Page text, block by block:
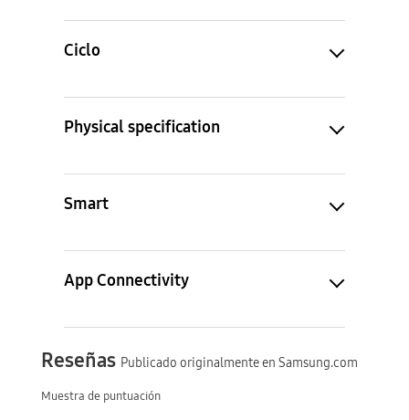
Ciclo
Physical specification
Smart
App Connectivity
Reseñas Publicado originalmente en Samsung.com
Muestra de puntuación